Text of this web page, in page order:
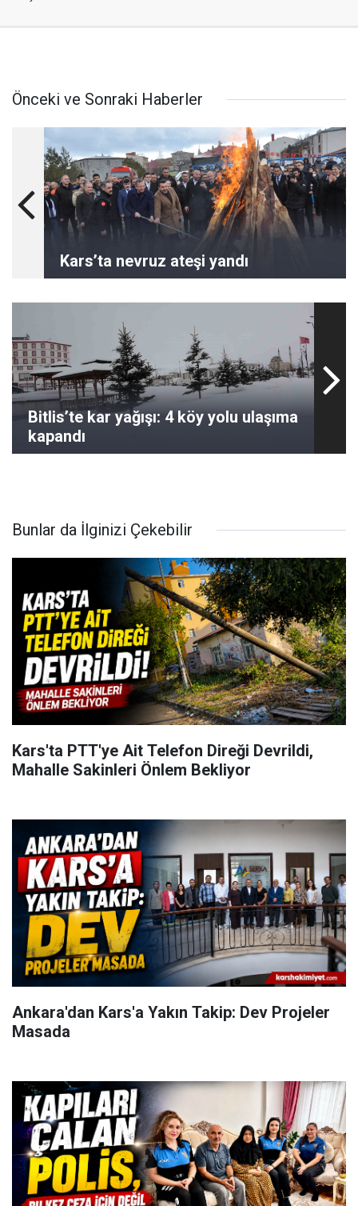
Önceki ve Sonraki Haberler
Kars’ta nevruz ateşi yandı
Bitlis’te kar yağışı: 4 köy yolu ulaşıma
kapandı
Bunlar da İlginizi Çekebilir
Kars'ta PTT'ye Ait Telefon Direği Devrildi,
Mahalle Sakinleri Önlem Bekliyor
Ankara'dan Kars'a Yakın Takip: Dev Projeler
Masada